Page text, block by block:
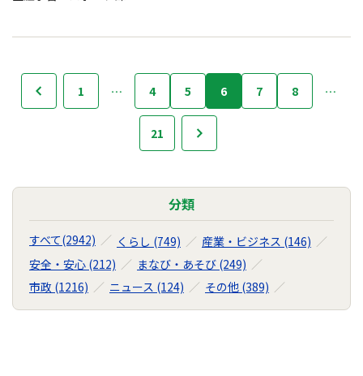
お
ビ
1 … 4 5 6 7 8 …
21
分類
すべて(2942) くらし (749)
産業・ビジネス (146)
安全・安心 (212)
まなび・あそび (249)
市政 (1216)
ニュース (124) その他 (389)